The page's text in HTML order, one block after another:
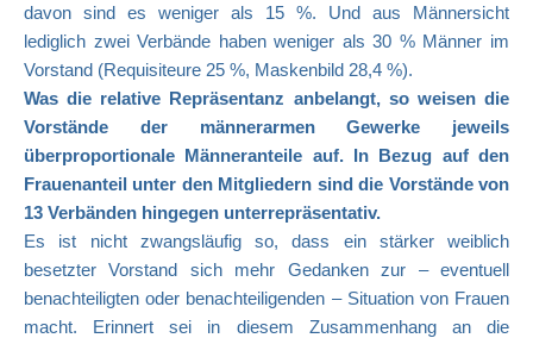
davon sind es weniger als 15 %. Und aus Männersicht
lediglich zwei Verbände haben weniger als 30 % Männer im
Vorstand (Requisiteure 25 %, Maskenbild 28,4 %).
Was die relative Repräsentanz anbelangt, so weisen die
Vorstände der männerarmen Gewerke jeweils
überproportionale Männeranteile auf. In Bezug auf den
Frauenanteil unter den Mitgliedern sind die Vorstände von
13 Verbänden hingegen unterrepräsentativ.
Es ist nicht zwangsläufig so, dass ein stärker weiblich
besetzter Vorstand sich mehr Gedanken zur – eventuell
benachteiligten oder benachteiligenden – Situation von Frauen
macht. Erinnert sei in diesem Zusammenhang an die